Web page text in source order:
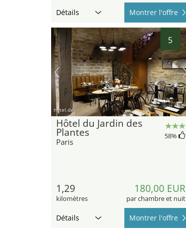
Détails Montrer l'offre
5
hotel.de
Hôtel du Jardin des
Plantes
Paris
58%
1,29
kilomètres
180,00 EUR
par chambre et nuit
Détails Montrer l'offre